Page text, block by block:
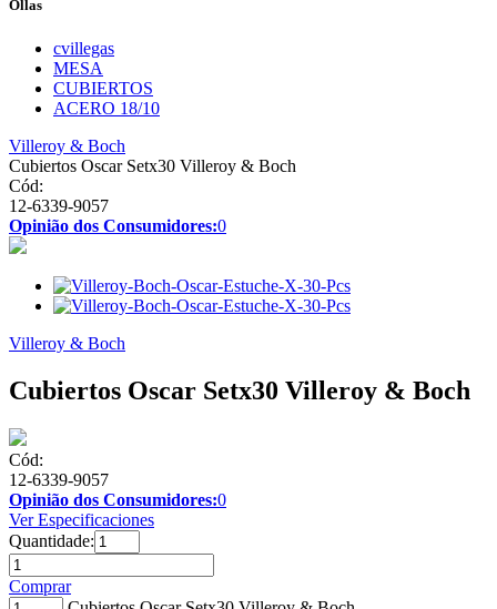
Ollas
cvillegas
MESA
CUBIERTOS
ACERO 18/10
Villeroy & Boch
Cubiertos Oscar Setx30 Villeroy & Boch
Cód:
12-6339-9057
Opinião dos Consumidores:0
Villeroy & Boch
Cubiertos Oscar Setx30 Villeroy & Boch
Cód:
12-6339-9057
Opinião dos Consumidores:0
Ver Especificaciones
Quantidade:
Comprar